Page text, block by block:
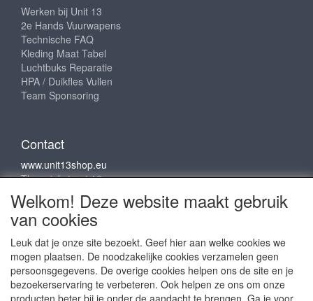
Werken bij Unit 13
2e Hands Vuurwapens
Technische FAQ
Kleding Maat Tabel
Luchtbuks Reparatie
HPA / Duikfles Vullen
Team Sponsoring
Contact
www.unit13shop.eu
Thermiekstraat 12
6361 HB Nuth
info@unit13shop.eu
Sociale media
Welkom! Deze website maakt gebruik
van cookies
Leuk dat je onze site bezoekt. Geef hier aan welke cookies we
mogen plaatsen. De noodzakelijke cookies verzamelen geen
persoonsgegevens. De overige cookies helpen ons de site en je
bezoekerservaring te verbeteren. Ook helpen ze ons om onze
producten beter bij je onder de aandacht te brengen. Ga je voor